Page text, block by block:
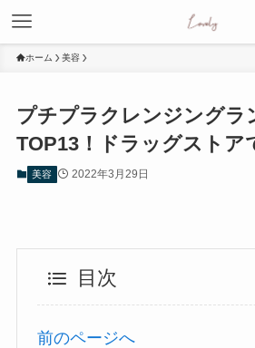
ホーム 美容
プチプラクレンジングラ
TOP13！ドラッグストア
美容 2022年3月29日
目次
前のページへ